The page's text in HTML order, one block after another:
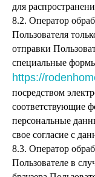
для
8.2. Оператор
Пользователя
отправки
специальные
https://
посредством
соответствующие
персональные
свое согласие с
8.3. Оператор
Пользователе в